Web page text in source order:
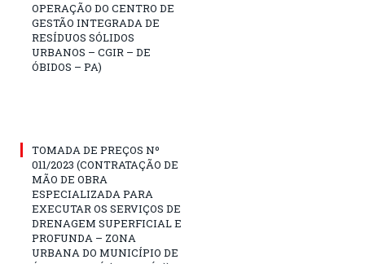
OPERAÇÃO DO CENTRO DE
GESTÃO INTEGRADA DE
RESÍDUOS SÓLIDOS
URBANOS – CGIR – DE
ÓBIDOS – PA)
TOMADA DE PREÇOS Nº
011/2023 (CONTRATAÇÃO DE
MÃO DE OBRA
ESPECIALIZADA PARA
EXECUTAR OS SERVIÇOS DE
DRENAGEM SUPERFICIAL E
PROFUNDA – ZONA
URBANA DO MUNICÍPIO DE